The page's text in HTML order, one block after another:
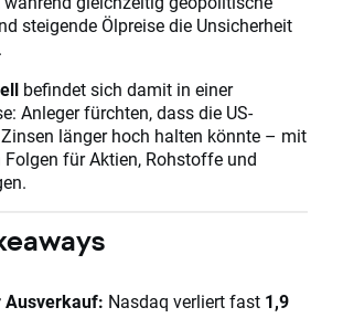
steigende Ölpreise die Unsicherheit
befindet sich damit in einer
Anleger fürchten, dass die US-
länger hoch halten könnte – mit
für Aktien, Rohstoffe und
Ausverkauf: Nasdaq verliert fast 1,9